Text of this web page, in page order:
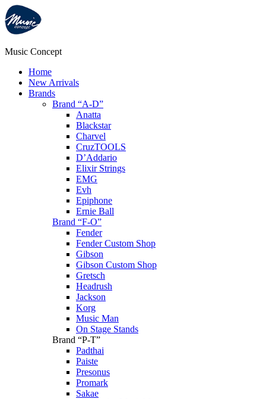
Music Concept
Home
New Arrivals
Brands
Brand “A-D”
Anatta
Blackstar
Charvel
CruzTOOLS
D’Addario
Elixir Strings
EMG
Evh
Epiphone
Ernie Ball
Brand “F-O”
Fender
Fender Custom Shop
Gibson
Gibson Custom Shop
Gretsch
Headrush
Jackson
Korg
Music Man
On Stage Stands
Brand “P-T”
Padthai
Paiste
Presonus
Promark
Sakae